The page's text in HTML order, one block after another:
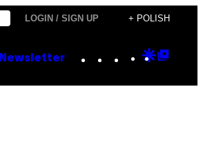
LOGIN / SIGN UP + POLISH
Newsletter Instagram
TikTok
YouTube
Google